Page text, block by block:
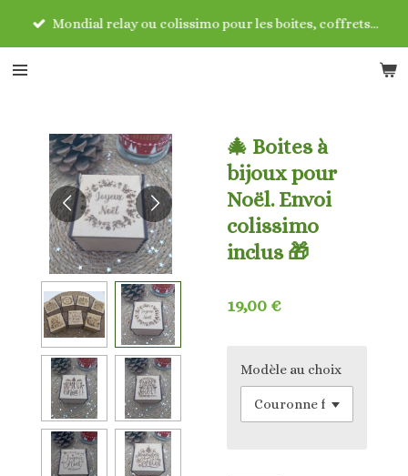
Passer
principal
Mondial relay ou colissimo pour les boites, coffrets...
🎄 Boites à
bijoux pour
Noël. Envoi
colissimo
inclus 🎁
19,00 €
Modèle au choix